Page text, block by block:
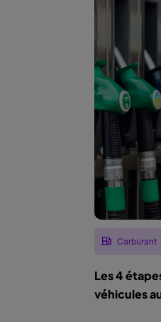
Carburant
Les 4
véhicules